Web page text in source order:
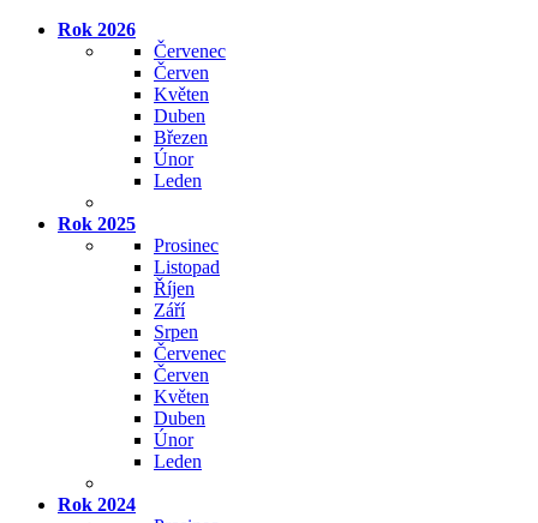
Rok 2026
Červenec
Červen
Květen
Duben
Březen
Únor
Leden
Rok 2025
Prosinec
Listopad
Říjen
Září
Srpen
Červenec
Červen
Květen
Duben
Únor
Leden
Rok 2024